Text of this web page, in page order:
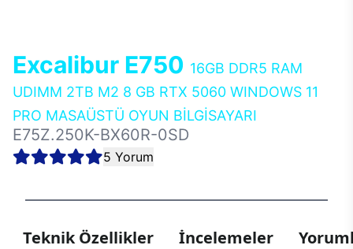
Excalibur E750 16GB DDR5 RAM
UDIMM 2TB M2 8 GB RTX 5060 WINDOWS 11
PRO MASAÜSTÜ OYUN BİLGİSAYARI
E75Z.250K-BX60R-0SD
5 Yorum
Teknik Özellikler İncelemeler